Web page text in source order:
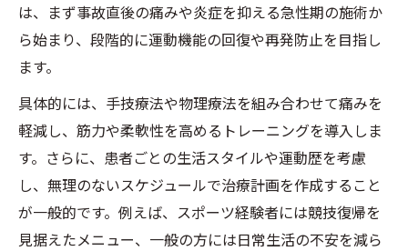
は、まず事故直後の痛みや炎症を抑える急性期の施術か
ら始まり、段階的に運動機能の回復や再発防止を目指し
ます。
具体的には、手技療法や物理療法を組み合わせて痛みを
軽減し、筋力や柔軟性を高めるトレーニングを導入しま
す。さらに、患者ごとの生活スタイルや運動歴を考慮
し、無理のないスケジュールで治療計画を作成すること
が一般的です。例えば、スポーツ経験者には競技復帰を
見据えたメニュー、一般の方には日常生活の不安を減ら